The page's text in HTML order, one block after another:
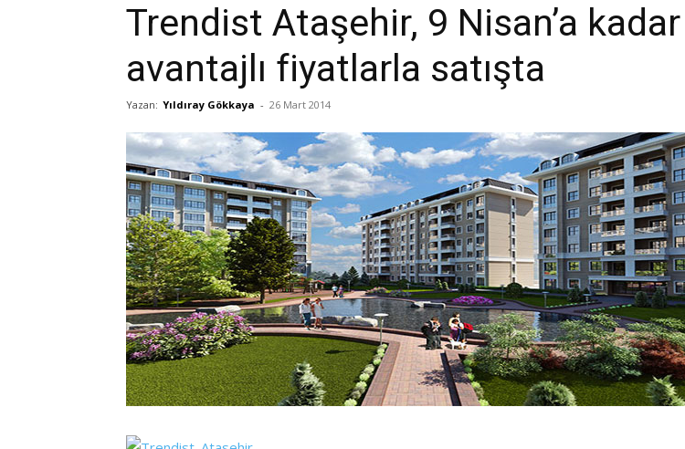
Trendist Ataşehir, 9 Nisan’a kadar
avantajlı fiyatlarla satışta
Yazan: Yıldıray Gökkaya - 26 Mart 2014